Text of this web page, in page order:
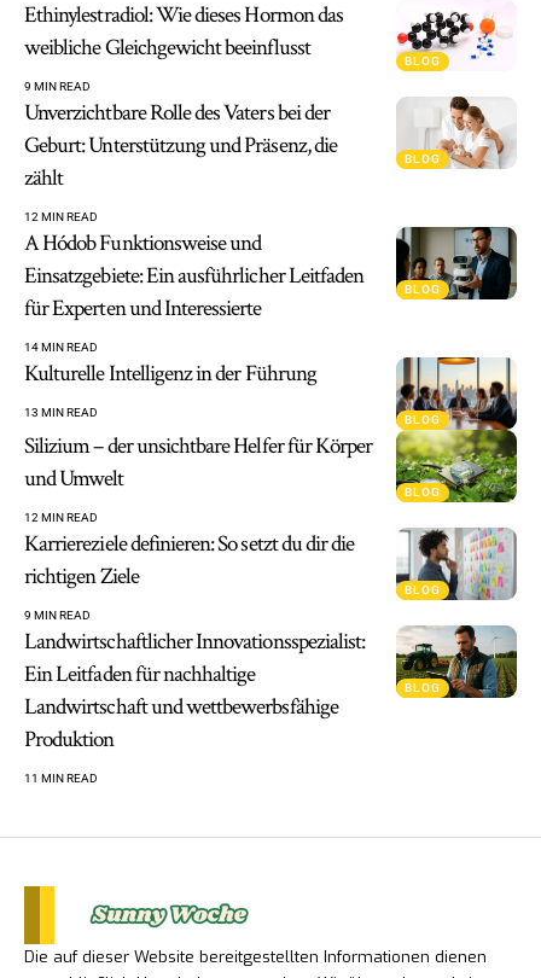
BLOG
Ethinylestradiol: Wie dieses Hormon das
weibliche Gleichgewicht beeinflusst
9 MIN READ
BLOG
Unverzichtbare Rolle des Vaters bei der
Geburt: Unterstützung und Präsenz, die
zählt
12 MIN READ
BLOG
A Hódob Funktionsweise und
Einsatzgebiete: Ein ausführlicher Leitfaden
für Experten und Interessierte
14 MIN READ
BLOG
Kulturelle Intelligenz in der Führung
13 MIN READ
BLOG
Silizium – der unsichtbare Helfer für Körper
und Umwelt
12 MIN READ
BLOG
Karriereziele definieren: So setzt du dir die
richtigen Ziele
9 MIN READ
BLOG
Landwirtschaftlicher Innovationsspezialist:
Ein Leitfaden für nachhaltige
Landwirtschaft und wettbewerbsfähige
Produktion
11 MIN READ
Die auf dieser Website bereitgestellten Informationen dienen